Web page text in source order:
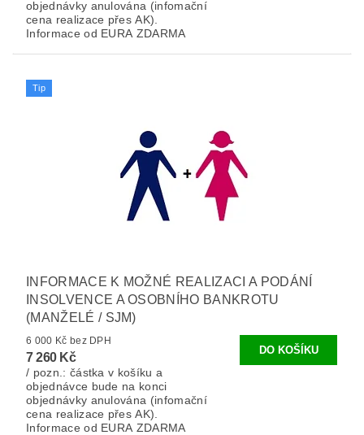
objednávky anulována (infomační
cena realizace přes AK).
Informace od EURA ZDARMA
Tip
INFORMACE K MOŽNÉ REALIZACI A PODÁNÍ
INSOLVENCE A OSOBNÍHO BANKROTU
(MANŽELÉ / SJM)
6 000 Kč bez DPH
7 260 Kč
/ pozn.: částka v košíku a
objednávce bude na konci
objednávky anulována (infomační
cena realizace přes AK).
Informace od EURA ZDARMA